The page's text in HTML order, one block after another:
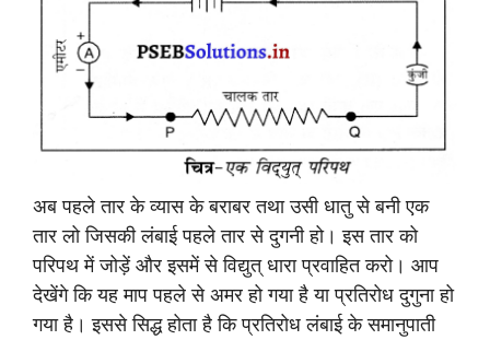
अब पहले तार के व्यास के बराबर तथा उसी धातु से बनी एक
तार लो जिसकी लंबाई पहले तार से दुगनी हो। इस तार को
परिपथ में जोड़ें और इसमें से विद्युत् धारा प्रवाहित करो। आप
देखेंगे कि यह माप पहले से अमर हो गया है या प्रतिरोध दुगुना हो
गया है। इससे सिद्ध होता है कि प्रतिरोध लंबाई के समानुपाती